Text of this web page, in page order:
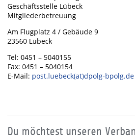
Geschäftsstelle Lübeck
Mitgliederbetreuung
Am Flugplatz 4 / Gebäude 9
23560 Lübeck
Tel: 0451 – 5040155
Fax: 0451 – 5040154
E-Mail: post.luebeck(at)dpolg-bpolg.de
Du möchtest unseren